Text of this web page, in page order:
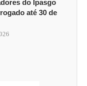
do Ipasgo
até 30 de